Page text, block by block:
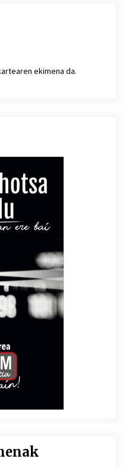
ekimena da.